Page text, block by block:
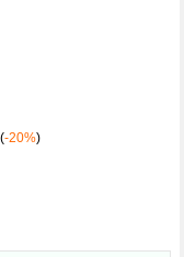
-20%)